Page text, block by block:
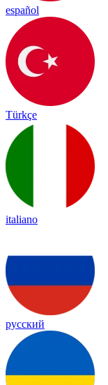
español
Türkçe
italiano
русский